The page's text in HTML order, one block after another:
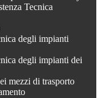
Tecnica
degli impianti
degli impianti dei
mezzi di trasporto